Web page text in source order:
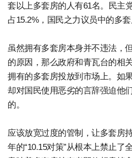
套以上多套房的人有61名。民主
占15.2%，国民之力议员中的多套
虽然拥有多套房本身并不违法，
的原因，那么政府和青瓦台的相
拥有的多套房投放到市场上。如
却对国民使用恶劣的言辞强迫他
的。
应该放宽过度的管制，让多套房
年的“10.15对策”从根本上禁止了